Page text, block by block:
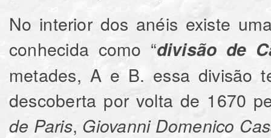
No interior dos anéis existe
conhecida como “divisão de
metades, A e B. essa divisão
descoberta por volta de 1670
de Paris, Giovanni Domenico